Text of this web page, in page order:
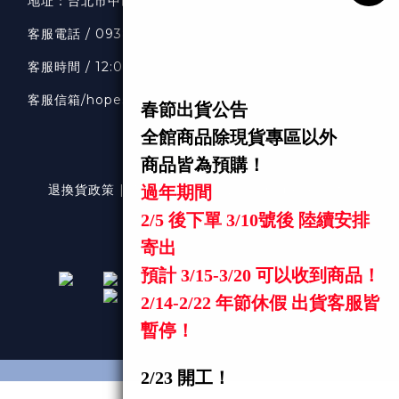
客服電話 / 0938318033
客服時間 / 12:00-20:00
客服信箱/hopeselects1111@gmail.com
退換貨政策 | 條款及細則 | 2024 © hopeselects